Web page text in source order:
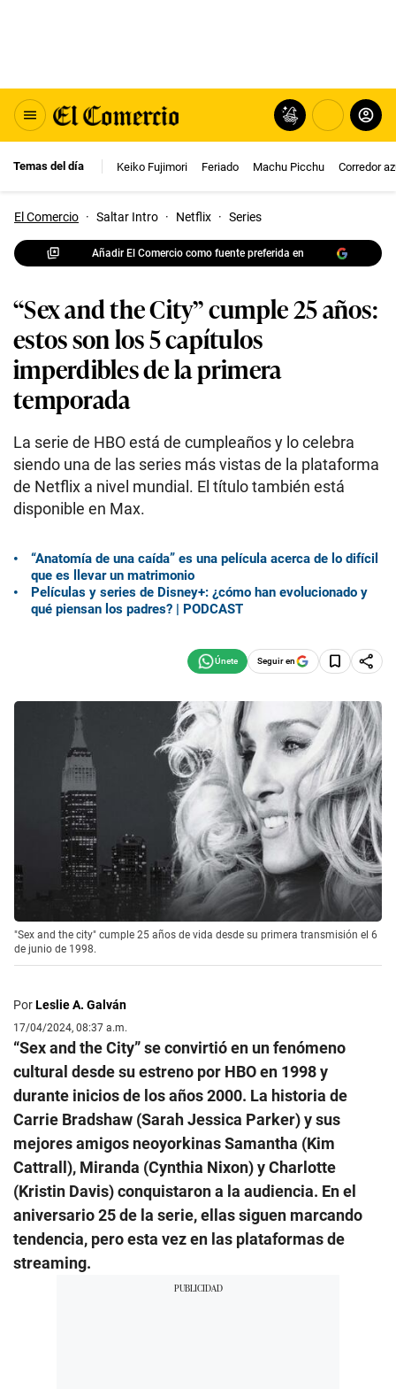
Temas del día Keiko Fujimori Feriado Machu Picchu Corredor
El Comercio · Saltar Intro · Netflix · Series
Añadir El Comercio como fuente preferida en
“Sex and the City” cumple 25 años:
estos son los 5 capítulos
imperdibles de la primera
temporada
La serie de HBO está de cumpleaños y lo celebra
siendo una de las series más vistas de la plataforma
de Netflix a nivel mundial. El título también está
disponible en Max.
“Anatomía de una caída” es una película acerca de lo difícil
que es llevar un matrimonio
Películas y series de Disney+: ¿cómo han evolucionado y
qué piensan los padres? | PODCAST
Seguir en
"Sex and the city" cumple 25 años de vida desde su primera transmisión el 6
de junio de 1998.
PorLeslie A. Galván
17/04/2024, 08:37 a.m.
“Sex and the City” se convirtió en un fenómeno
cultural desde su estreno por HBO en 1998 y
durante inicios de los años 2000. La historia de
Carrie Bradshaw (Sarah Jessica Parker) y sus
mejores amigos neoyorkinas Samantha (Kim
Cattrall), Miranda (Cynthia Nixon) y Charlotte
(Kristin Davis) conquistaron a la audiencia. En el
aniversario 25 de la serie, ellas siguen marcando
tendencia, pero esta vez en las plataformas de
streaming.